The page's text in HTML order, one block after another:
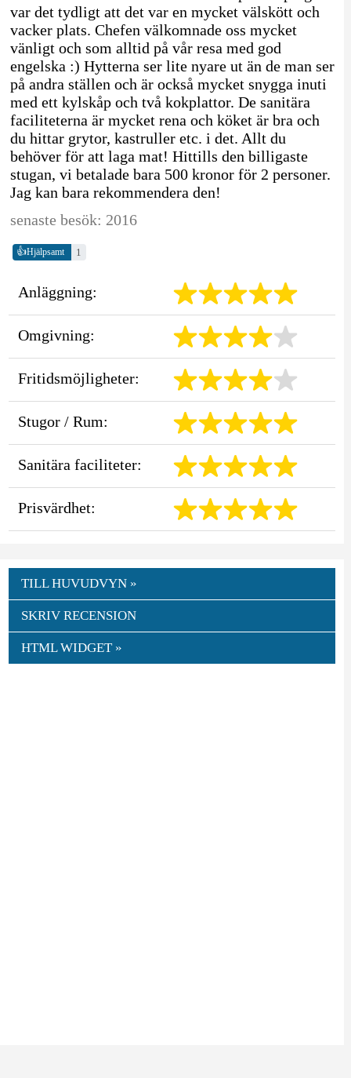
var det tydligt att det var en mycket välskött och
vacker plats. Chefen välkomnade oss mycket
vänligt och som alltid på vår resa med god
engelska :) Hytterna ser lite nyare ut än de man ser
på andra ställen och är också mycket snygga inuti
med ett kylskåp och två kokplattor. De sanitära
faciliteterna är mycket rena och köket är bra och
du hittar grytor, kastruller etc. i det. Allt du
behöver för att laga mat! Hittills den billigaste
stugan, vi betalade bara 500 kronor för 2 personer.
Jag kan bara rekommendera den!
senaste besök: 2016
👍Hjälpsamt 1
Anläggning:
Omgivning:
Fritidsmöjligheter:
Stugor / Rum:
Sanitära faciliteter:
Prisvärdhet:
TILL HUVUDVYN »
SKRIV RECENSION
HTML WIDGET »